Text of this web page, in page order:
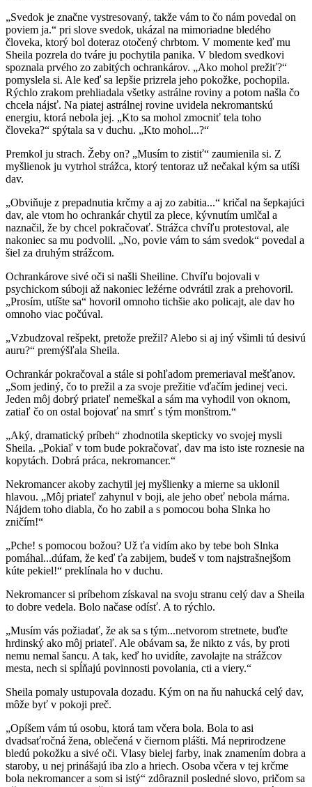
„Svedok je značne vystresovaný, takže vám to čo nám povedal on
poviem ja.“ pri slove svedok, ukázal na mimoriadne bledého
človeka, ktorý bol doteraz otočený chrbtom. V momente keď mu
Sheila pozrela do tváre ju pochytila panika. V bledom svedkovi
spoznala prvého zo zabitých ochrankárov. „Ako mohol prežiť?“
pomyslela si. Ale keď sa lepšie prizrela jeho pokožke, pochopila.
Rýchlo zrakom prehliadala všetky astrálne roviny a potom našla čo
chcela nájsť. Na piatej astrálnej rovine uvidela nekromantskú
energiu, ktorá nebola jej. „Kto sa mohol zmocniť tela toho
človeka?“ spýtala sa v duchu. „Kto mohol...?“
Premkol ju strach. Žeby on? „Musím to zistiť“ zaumienila si. Z
myšlienok ju vytrhol strážca, ktorý tentoraz už nečakal kým sa utíši
dav.
„Obviňuje z prepadnutia krčmy a aj zo zabitia...“ kričal na šepkajúci
dav, ale vtom ho ochrankár chytil za plece, kývnutím umlčal a
naznačil, že by chcel pokračovať. Strážca chvíľu protestoval, ale
nakoniec sa mu podvolil. „No, povie vám to sám svedok“ povedal a
šiel za druhým strážcom.
Ochrankárove sivé oči si našli Sheiline. Chvíľu bojovali v
psychickom súboji až nakoniec ležérne odvrátil zrak a prehovoril.
„Prosím, utíšte sa“ hovoril omnoho tichšie ako policajt, ale dav ho
omnoho viac počúval.
„Vzbudzoval rešpekt, pretože prežil? Alebo si aj iný všimli tú desivú
auru?“ premýšľala Sheila.
Ochrankár pokračoval a stále si pohľadom premeriaval mešťanov.
„Som jediný, čo to prežil a za svoje prežitie vďačím jedinej veci.
Jeden môj dobrý priateľ nemeškal a sám ma vyhodil von oknom,
zatiaľ čo on ostal bojovať na smrť s tým monštrom.“
„Aký, dramatický príbeh“ zhodnotila skepticky vo svojej mysli
Sheila. „Pokiaľ v tom bude pokračovať, dav ma isto iste roznesie na
kopytách. Dobrá práca, nekromancer.“
Nekromancer akoby zachytil jej myšlienky a mierne sa uklonil
hlavou. „Môj priateľ zahynul v boji, ale jeho obeť nebola márna.
Nájdem toho diabla, čo ho zabil a s pomocou boha Slnka ho
zničím!“
„Pche! s pomocou božou? Už ťa vidím ako by tebe boh Slnka
pomáhal...dúfam, že keď ťa zabijem, budeš v tom najstrašnejšom
kúte pekiel!“ preklínala ho v duchu.
Nekromancer si príbehom získaval na svoju stranu celý dav a Sheila
to dobre vedela. Bolo načase odísť. A to rýchlo.
„Musím vás požiadať, že ak sa s tým...netvorom stretnete, buďte
hrdinský ako môj priateľ. Ale obávam sa, že nikto z vás, by proti
nemu nemal šancu. A tak, keď ho uvidíte, zavolajte na strážcov
mesta, nech si spĺňajú povinnosti povolania, cti a viery.“
Sheila pomaly ustupovala dozadu. Kým on na ňu nahucká celý dav,
môže byť v pokoji preč.
„Opíšem vám tú osobu, ktorá tam včera bola. Bola to asi
dvadsaťročná žena, oblečená v čiernom plášti. Má neprirodzene
bledú pokožku a sivé oči. Vlasy bielej farby, inak znamením dobra a
staroby, u nej prinášajú iba zlo a hriech. Osoba včera v tej krčme
bola nekromancer a som si istý“ zdôraznil posledné slovo, pričom sa